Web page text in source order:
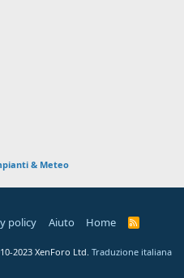
& Meteo
policy Aiuto Home
R
2023 XenForo Ltd. Traduzione italiana